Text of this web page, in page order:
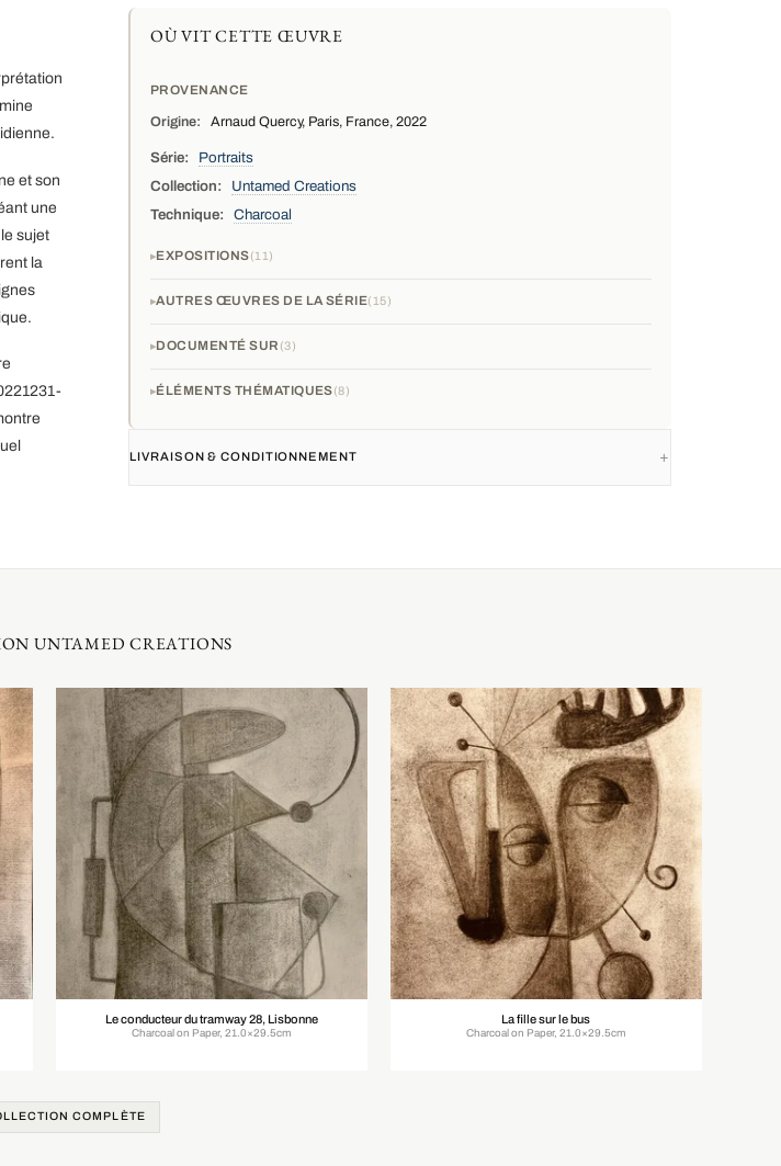
et son
une
sujet
la
OÙ VIT CETTE ŒUVRE
PROVENANCE
Origine: Arnaud Quercy, Paris, France, 2022
Série:
Portraits
Collection:
Untamed Creations
Technique:
Charcoal
EXPOSITIONS 11
AUTRES ŒUVRES DE LA SÉRIE 15
DOCUMENTÉ SUR 3
ÉLÉMENTS THÉMATIQUES 8
LIVRAISON & CONDITIONNEMENT
UNTAMED CREATIONS
Le conducteur du tramway 28, Lisbonne
Charcoal on Paper, 21.0×29.5cm
La fille sur le bus
Charcoal on Paper, 21.0×29.5cm
COMPLÈTE